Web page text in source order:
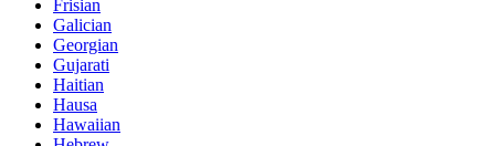
Frisian
Galician
Georgian
Gujarati
Haitian
Hausa
Hawaiian